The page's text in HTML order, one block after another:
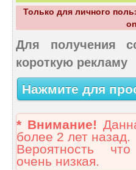
Только для личного
Для получения
короткую рекламу
Нажмите для
* Внимание!
более 2 лет назад.
Вероятность
очень низкая.